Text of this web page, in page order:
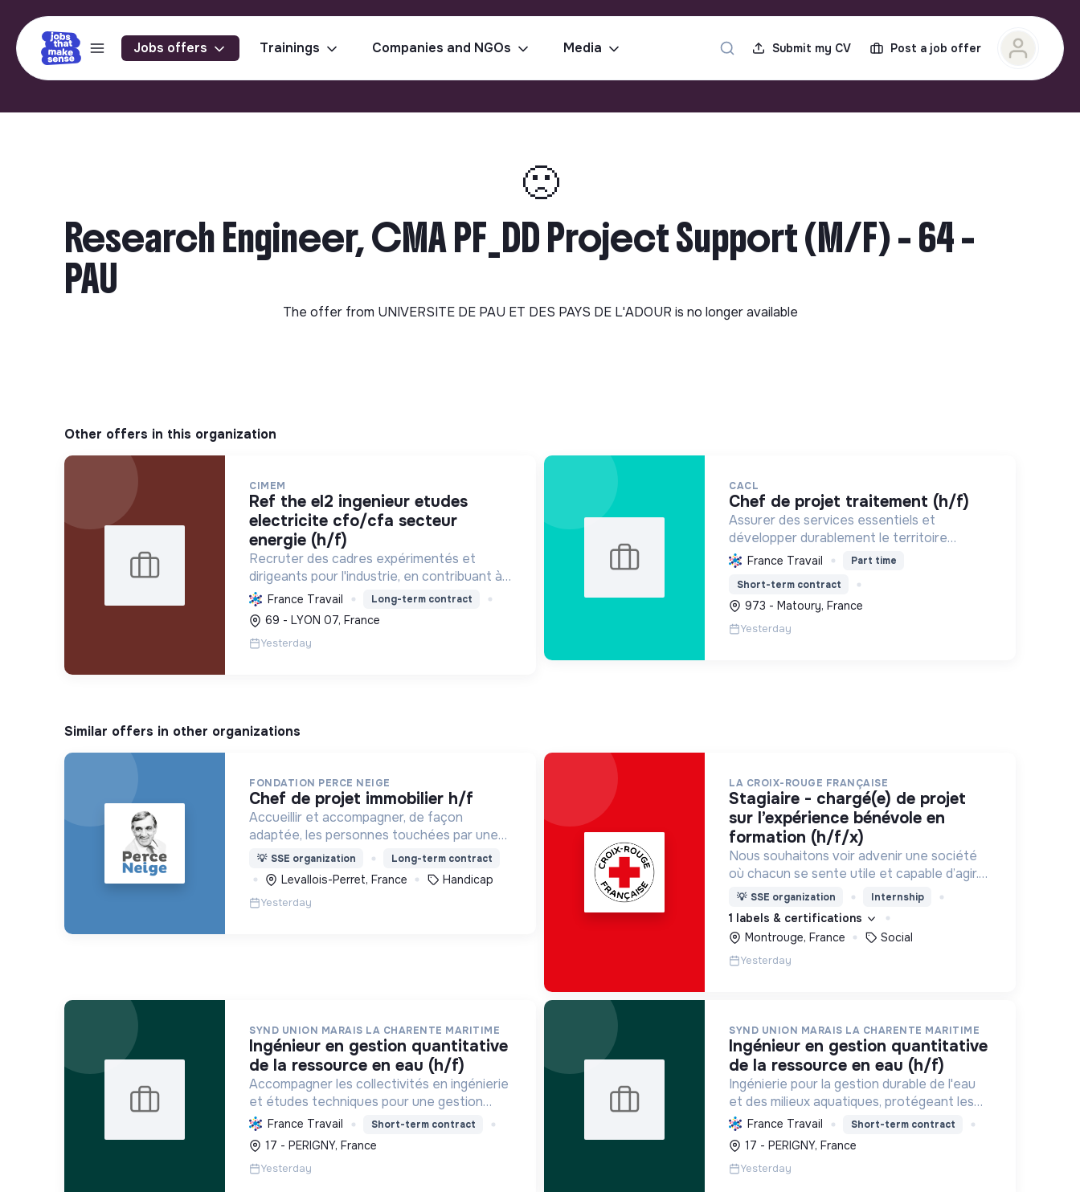
Jobs offers Trainings Companies and NGOs Media Submit my CV Post a job offer
🙁
Research Engineer, CMA PF_DD Project Support (M/F) - 64 -
PAU
The offer from UNIVERSITE DE PAU ET DES PAYS DE L'ADOUR is no longer available
Other offers in this organization
CIMEM
ref the el2 ingenieur etudes
electricite cfo/cfa secteur
energie (h/f)
Recruter des cadres expérimentés et
dirigeants pour l'industrie, en contribuant à
l'optimisation énergétique, la décarbonation
et le développement de solutions moins
polluantes via des projets clés.
France Travail Long-term contract
69 - LYON 07, France
Yesterday
CACL
chef de projet traitement (h/f)
Assurer des services essentiels et
développer durablement le territoire
guyanais, en optimisant la gestion des
ressources et en promouvant la transition
écologique et sociale.
France Travail
Part time
Short-term contract
973 - Matoury, France
Yesterday
Similar offers in other organizations
FONDATION PERCE NEIGE
chef de projet immobilier h/f
Accueillir et accompagner, de façon
adaptée, les personnes touchées par une
déficience mentale, un handicap physique
ou psychique
💡 SSE organization Long-term contract
Levallois-Perret, France Handicap
Yesterday
LA CROIX-ROUGE FRANÇAISE
stagiaire - chargé(e) de projet
sur l’expérience bénévole en
formation (h/f/x)
Nous souhaitons voir advenir une société
où chacun se sente utile et capable d’agir.
Pour cela, nous proposons des moyens et
des lieux d’engagement innovants et
adaptés à tous.
💡 SSE organization Internship
1 labels & certifications
Montrouge, France
Social
Yesterday
SYND UNION MARAIS LA CHARENTE MARITIME
ingénieur en gestion quantitative
de la ressource en eau (h/f)
Accompagner les collectivités en ingénierie
et études techniques pour une gestion
durable de l'eau, prévenir les inondations et
préserver les milieux aquatiques face au
changement climatique.
France Travail Short-term contract
17 - PERIGNY, France
Yesterday
SYND UNION MARAIS LA CHARENTE MARITIME
ingénieur en gestion quantitative
de la ressource en eau (h/f)
Ingénierie pour la gestion durable de l'eau
et des milieux aquatiques, protégeant les
territoires des inondations et préservant la
biodiversité des marais et zones humides
en Charente-Maritime.
France Travail Short-term contract
17 - PERIGNY, France
Yesterday